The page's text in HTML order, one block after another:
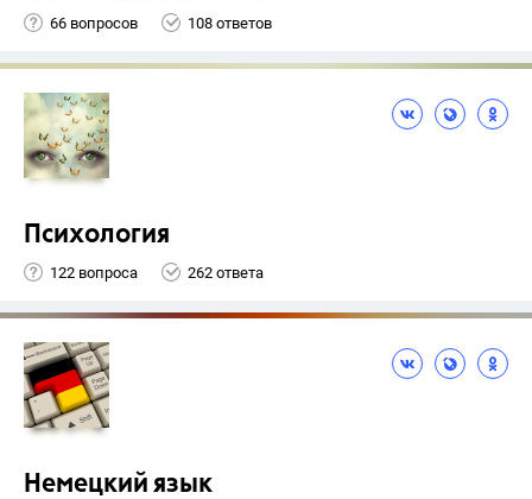
66 вопросов 108 ответов
Психология
122 вопроса 262 ответа
Немецкий язык